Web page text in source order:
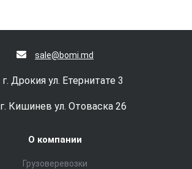
sale@bomi.md
г. Дрокия ул. Етернитате 3
г. Кишинев ул. Отоваска 26
О компании
Грузоверевозки